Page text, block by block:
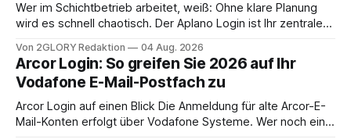
Wer im Schichtbetrieb arbeitet, weiß: Ohne klare Planung
wird es schnell chaotisch. Der Aplano Login ist Ihr zentraler
abwesenheiten und die gesamte kommunikation rund um
Ihr personal digital zu organisieren. In diesem Leitfaden
erfahren Sie alles, was Sie für einen reibungslosen Einstieg
brauchen, von der Registrierung
Von 2GLORY Redaktion 04 Aug. 2026
Arcor Login: So greifen Sie 2026 auf Ihr
Vodafone E-Mail-Postfach zu
Arcor Login auf einen Blick Die Anmeldung für alte Arcor-E-
Mail-Konten erfolgt über Vodafone Systeme. Wer noch eine